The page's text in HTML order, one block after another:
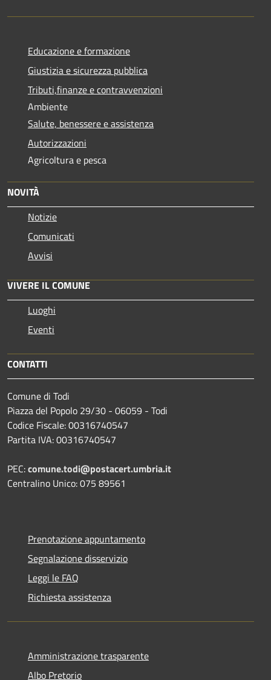
Educazione e formazione
Giustizia e sicurezza pubblica
Tributi,finanze e contravvenzioni
Ambiente
Salute, benessere e assistenza
Autorizzazioni
Agricoltura e pesca
NOVITÀ
Notizie
Comunicati
Avvisi
VIVERE IL COMUNE
Luoghi
Eventi
CONTATTI
Comune di Todi
Piazza del Popolo 29/30 - 06059 - Todi
Codice Fiscale: 00316740547
Partita IVA: 00316740547
PEC:comune.todi@postacert.umbria.it
Centralino Unico: 075 89561
Prenotazione appuntamento
Segnalazione disservizio
Leggi le FAQ
Richiesta assistenza
Amministrazione trasparente
Albo Pretorio